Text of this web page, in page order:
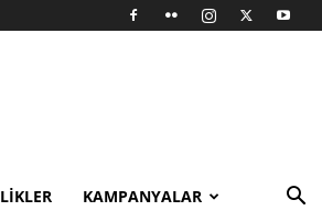
KAMPANYALAR